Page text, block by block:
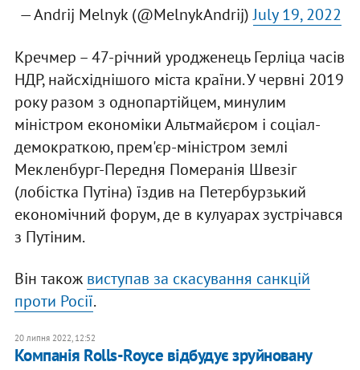
— Andrij Melnyk (@MelnykAndrij)July 19, 2022
Кречмер – 47-річний уродженець Герліца часів
НДР, найсхіднішого міста країни. У червні 2019
року разом з однопартійцем, минулим
міністром економіки Альтмайєром і соціал-
демократкою, прем'єр-міністром землі
Мекленбург-Передня Померанія Швезіг
(лобістка Путіна) їздив на Петербурзький
економічний форум, де в кулуарах зустрічався
з Путіним.
Він також виступав за скасування санкцій
проти Росії.
20 липня 2022, 12:52
​Компанія Rolls-Royce відбудує зруйновану